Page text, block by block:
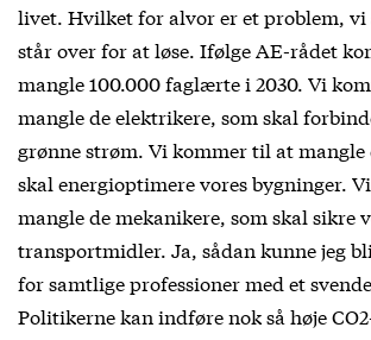
livet. Hvilket for alvor er et problem, vi
står over for at løse. Ifølge AE-rådet
mangle 100.000 faglærte i 2030. Vi
mangle de elektrikere, som skal
grønne strøm. Vi kommer til at mangle
skal energioptimere vores bygninger.
mangle de mekanikere, som skal sikre
transportmidler. Ja, sådan kunne jeg
for samtlige professioner med et
Politikerne kan indføre nok så høje